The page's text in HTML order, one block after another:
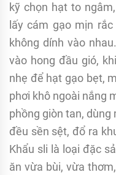
kỹ chọn hạt to
lấy cám gạo mịn
không dính vào
vào hong đầu gió,
nhẹ để hạt gạo bẹt,
phơi khô ngoài nắng
phồng giòn tan,
đều sền sệt, đổ ra
Khẩu sli là loại đặc
ăn vừa bùi, vừa